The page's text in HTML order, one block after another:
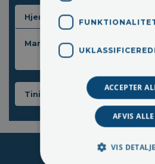
Hjertesygdomme
Mange danskere kan undgå
Tinitus
ACCEPTER
AFVIS ALLE
VIS